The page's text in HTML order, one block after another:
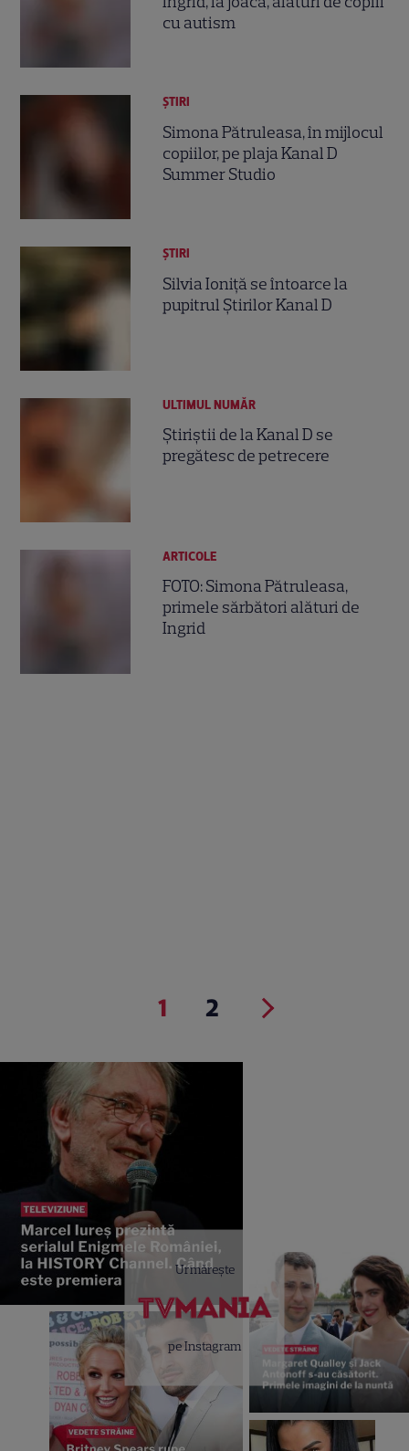
cu autism
ȘTIRI
Simona Pătruleasa, în mijlocul
copiilor, pe plaja Kanal D
Summer Studio
ȘTIRI
Silvia Ioniţă se întoarce la
pupitrul Ştirilor Kanal D
ULTIMUL NUMĂR
Ştiriştii de la Kanal D se
pregătesc de petrecere
ARTICOLE
FOTO: Simona Pătruleasa,
primele sărbători alături de
Ingrid
1 2
Urmărește
pe Instagram